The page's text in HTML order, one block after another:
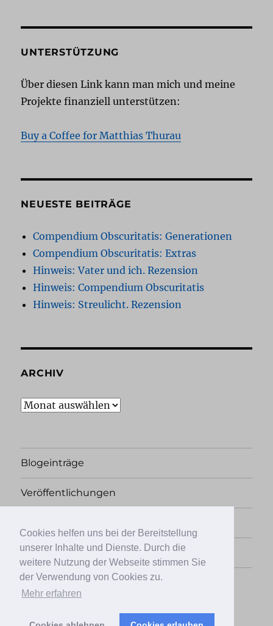
Cookies helfen uns bei der Bereitstellung
unserer Inhalte und Dienste. Durch die
weitere Nutzung der Webseite stimmen Sie
der Verwendung von Cookies zu.
Mehr erfahren
UNTERSTÜTZUNG
Über diesen Link kann man mich und meine
Projekte finanziell unterstützen:
Buy a Coffee for Matthias Thurau
NEUESTE BEITRÄGE
Compendium Obscuritatis: Generationen
Compendium Obscuritatis: Extras
Hinweis: Vater und ich. Rezension
Hinweis: Compendium Obscuritatis
Hinweis: Streulicht. Rezension
ARCHIV
Archiv
Blogeinträge
Veröffentlichungen
Übersicht
FacebookTwitter